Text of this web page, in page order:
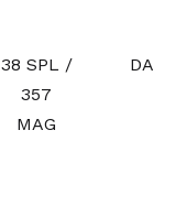
38 SPL /
357
MAG
DA